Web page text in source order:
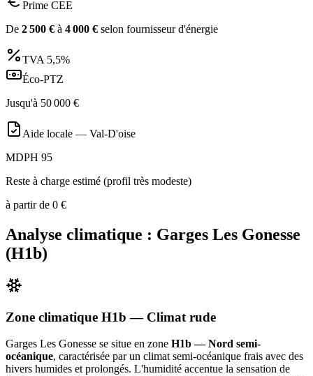
Prime CEE
De 2 500 € à 4 000 € selon fournisseur d'énergie
TVA 5,5%
Éco-PTZ
Jusqu'à 50 000 €
Aide locale — Val-D'oise
MDPH 95
Reste à charge estimé (profil très modeste)
à partir de 0 €
Analyse climatique : Garges Les Gonesse
(H1b)
Zone climatique H1b — Climat rude
Garges Les Gonesse se situe en zone H1b — Nord semi-
océanique, caractérisée par un climat semi-océanique frais avec des
hivers humides et prolongés. L'humidité accentue la sensation de